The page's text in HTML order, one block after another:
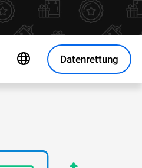
Datenrettung